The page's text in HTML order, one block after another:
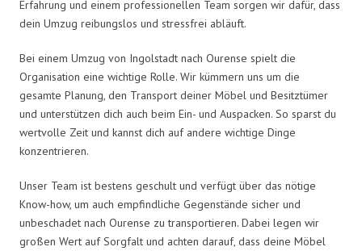
Erfahrung und einem professionellen Team sorgen wir dafür, dass
dein Umzug reibungslos und stressfrei abläuft.
Bei einem Umzug von Ingolstadt nach Ourense spielt die
Organisation eine wichtige Rolle. Wir kümmern uns um die
gesamte Planung, den Transport deiner Möbel und Besitztümer
und unterstützen dich auch beim Ein- und Auspacken. So sparst du
wertvolle Zeit und kannst dich auf andere wichtige Dinge
konzentrieren.
Unser Team ist bestens geschult und verfügt über das nötige
Know-how, um auch empfindliche Gegenstände sicher und
unbeschadet nach Ourense zu transportieren. Dabei legen wir
großen Wert auf Sorgfalt und achten darauf, dass deine Möbel